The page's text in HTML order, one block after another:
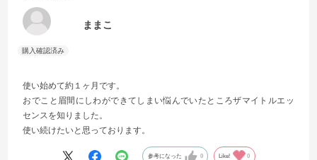
ままこ
使い始めて約１ヶ月です。
おでこと眉間にしわができてしまい悩んでいたところザマイトルエッ
センスを知りました。
使い続けたいと思っております。
参考になった 0 Like! 0